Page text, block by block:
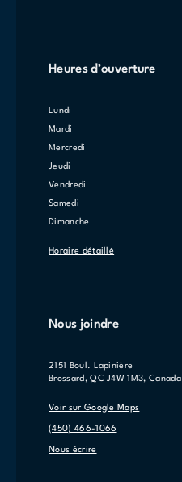
Heures d’ouverture
lundi
mardi
mercredi
jeudi
vendredi
samedi
dimanche
Horaire détaillé
Nous joindre
2151 Boul. Lapinière
Brossard, QC J4W 1M3, Canada
Voir sur Google Maps
(450) 466-1066
Nous écrire